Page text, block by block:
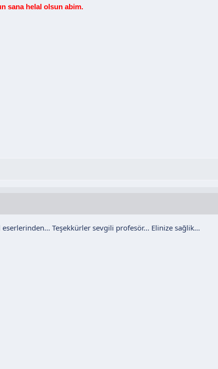
sana helal olsun abim.
Teşekkürler sevgili profesör... Elinize sağlik...